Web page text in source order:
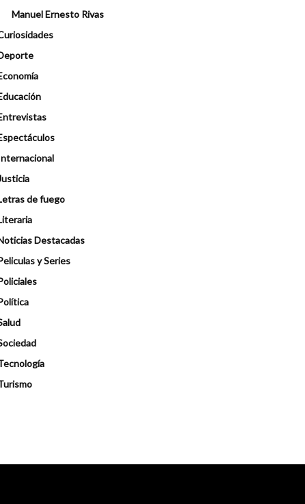
Manuel Ernesto Rivas
de fuego
Destacadas
y Series